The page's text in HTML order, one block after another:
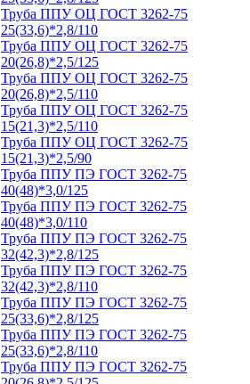
Труба ППУ ОЦ ГОСТ 3262-75
25(33,6)*2,8/110
Труба ППУ ОЦ ГОСТ 3262-75
20(26,8)*2,5/125
Труба ППУ ОЦ ГОСТ 3262-75
20(26,8)*2,5/110
Труба ППУ ОЦ ГОСТ 3262-75
15(21,3)*2,5/110
Труба ППУ ОЦ ГОСТ 3262-75
15(21,3)*2,5/90
Труба ППУ ПЭ ГОСТ 3262-75
40(48)*3,0/125
Труба ППУ ПЭ ГОСТ 3262-75
40(48)*3,0/110
Труба ППУ ПЭ ГОСТ 3262-75
32(42,3)*2,8/125
Труба ППУ ПЭ ГОСТ 3262-75
32(42,3)*2,8/110
Труба ППУ ПЭ ГОСТ 3262-75
25(33,6)*2,8/125
Труба ППУ ПЭ ГОСТ 3262-75
25(33,6)*2,8/110
Труба ППУ ПЭ ГОСТ 3262-75